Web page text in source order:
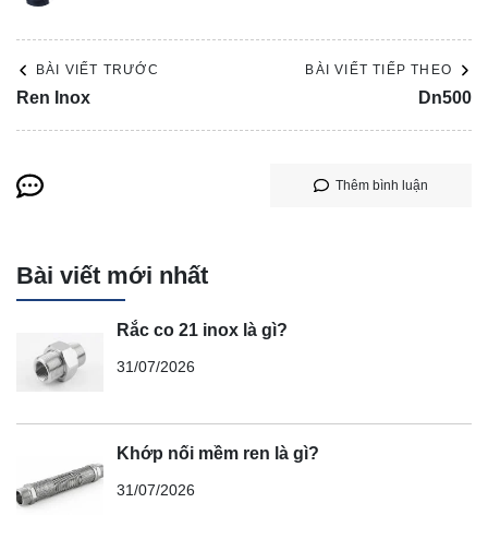
BÀI VIẾT TRƯỚC
Ren Inox
BÀI VIẾT TIẾP THEO
Dn500
Thêm bình luận
Bài viết mới nhất
Rắc co 21 inox là gì?
31/07/2026
Khớp nối mềm ren là gì?
31/07/2026